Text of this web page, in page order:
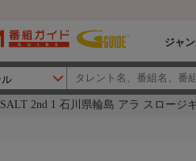
ジャ
2nd 1 石川県輪島 アラ スロージ